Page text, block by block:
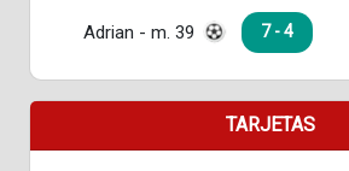
Adrian - m. 39 7 - 4
TARJETAS